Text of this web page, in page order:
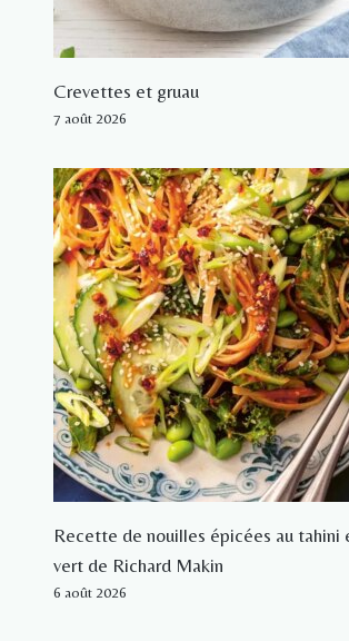
Crevettes et gruau
7 août 2026
Recette de nouilles épicées au tahini
vert de Richard Makin
6 août 2026